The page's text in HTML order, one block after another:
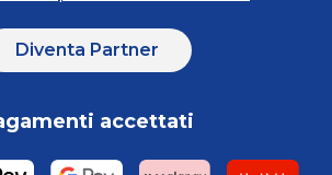
Diventa Partner
accettati